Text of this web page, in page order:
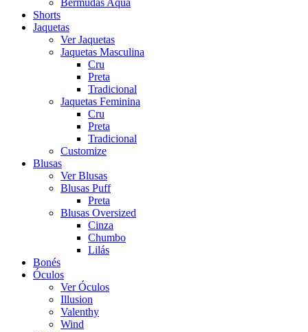
Bermudas Aqua
Shorts
Jaquetas
Ver Jaquetas
Jaquetas Masculina
Cru
Preta
Tradicional
Jaquetas Feminina
Cru
Preta
Tradicional
Customize
Blusas
Ver Blusas
Blusas Puff
Preta
Blusas Oversized
Cinza
Chumbo
Lilás
Bonés
Óculos
Ver Óculos
Illusion
Valenthy
Wind